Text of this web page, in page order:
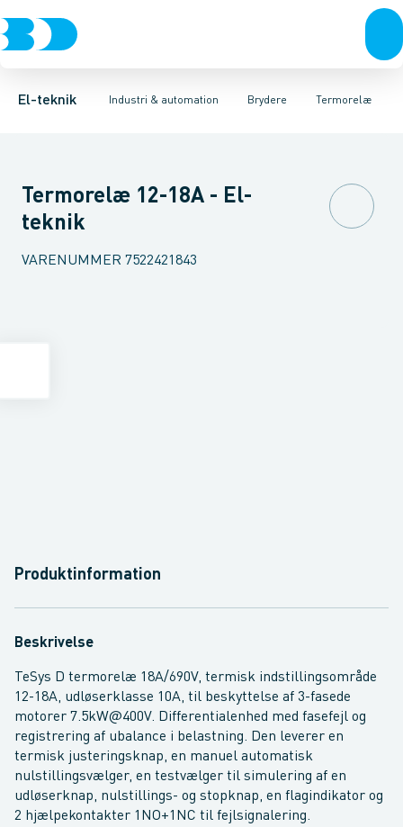
El-teknik Industri & automation
Afbrydere, stikkontakter & lampeudtagForgreningsmateriel
Brydere
Industristiksystemer Frekvensomformere og softstartere
Termorelæ
Motorbetjening for effektafbryder Ombygningssæt til
Termorelæ 12-18A - El-
teknik
VARENUMMER 7522421843
Produktinformation
Beskrivelse
TeSys D termorelæ 18A/690V, termisk indstillingsområde
12-18A, udløserklasse 10A, til beskyttelse af 3-fasede
motorer 7.5kW@400V. Differentialenhed med fasefejl og
registrering af ubalance i belastning. Den leverer en
termisk justeringsknap, en manuel automatisk
nulstillingsvælger, en testvælger til simulering af en
udløserknap, nulstillings- og stopknap, en flagindikator og
2 hjælpekontakter 1NO+1NC til fejlsignalering.